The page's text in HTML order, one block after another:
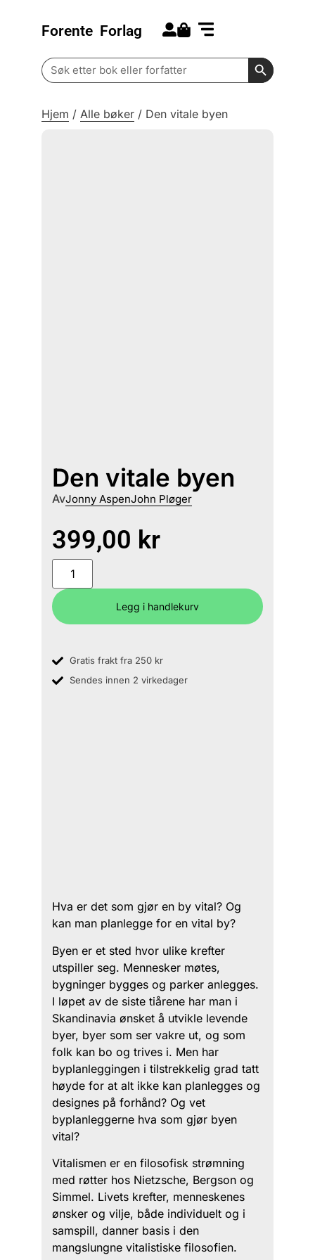
Forente Forlag
Search
for:
Search
Hjem / Alle bøker / Den vitale byen
Den vitale byen
AvJonny AspenJohn Pløger
399,00 kr
Legg i handlekurv
Gratis frakt fra 250 kr
Sendes innen 2 virkedager
Hva er det som gjør en by vital? Og
kan man planlegge for en vital by?
Byen er et sted hvor ulike krefter
utspiller seg. Mennesker møtes,
bygninger bygges og parker anlegges.
I løpet av de siste tiårene har man i
Skandinavia ønsket å utvikle levende
byer, byer som ser vakre ut, og som
folk kan bo og trives i. Men har
byplanleggingen i tilstrekkelig grad tatt
høyde for at alt ikke kan planlegges og
designes på forhånd? Og vet
byplanleggerne hva som gjør byen
vital?
Vitalismen er en filosofisk strømning
med røtter hos Nietzsche, Bergson og
Simmel. Livets krefter, menneskenes
ønsker og vilje, både individuelt og i
samspill, danner basis i den
mangslungne vitalistiske filosofien.